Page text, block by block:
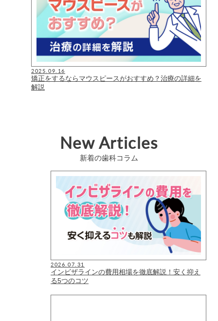
2025.09.16
矯正をするならマウスピースがおすすめ？治療の詳細を
解説
New Articles
新着の歯科コラム
2026.07.31
インビザラインの費用相場を徹底解説！安く抑え
る5つのコツ